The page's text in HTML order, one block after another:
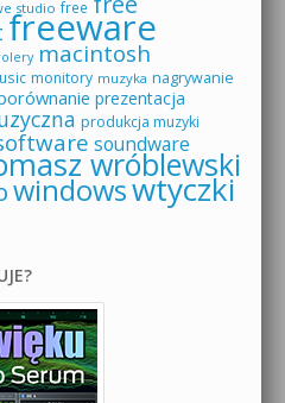
studio free
freeware
macintosh
monitory muzyka nagrywanie
prezentacja
produkcja muzyki
soundware
wróblewski
windowswtyczki